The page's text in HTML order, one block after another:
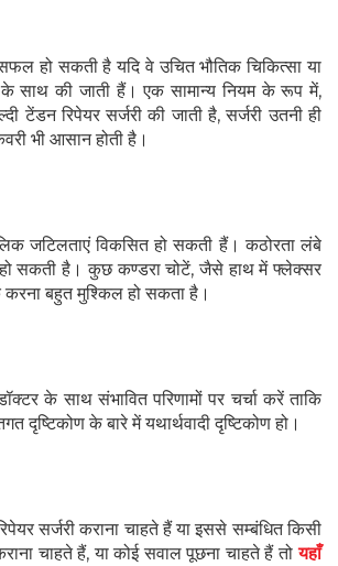
हो सकती है यदि वे उचित भौतिक चिकित्सा या
के साथ की जाती हैं। एक सामान्य नियम के रूप में,
टेंडन रिपेयर सर्जरी की जाती है, सर्जरी उतनी ही
भी आसान होती है।
जटिलताएं विकसित हो सकती हैं। कठोरता लंबे
सकती है। कुछ कण्डरा चोटें, जैसे हाथ में फ्लेक्सर
बहुत मुश्किल हो सकता है।
के साथ संभावित परिणामों पर चर्चा करें ताकि
दृष्टिकोण के बारे में यथार्थवादी दृष्टिकोण हो।
सर्जरी कराना चाहते हैं या इससे सम्बंधित किसी
चाहते हैं, या कोई सवाल पूछना चाहते हैं तो यहाँ